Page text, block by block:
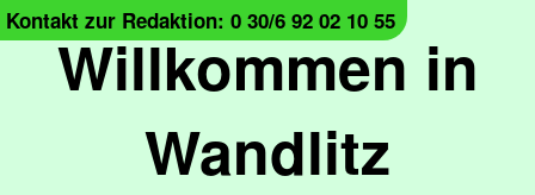
Willkommen in
Wandlitz
Kontakt zur Redaktion: 0 30/6 92 02 10 55